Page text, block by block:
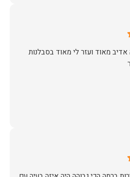
מאוד ועזר לי מאוד בסבלנות